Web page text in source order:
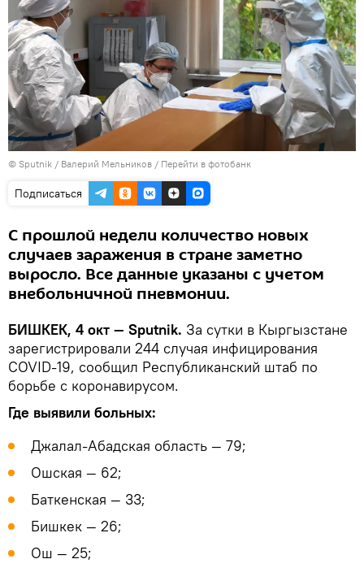
© Sputnik / Валерий Мельников / Перейти в фотобанк
Подписаться
С прошлой недели количество новых
случаев заражения в стране заметно
выросло. Все данные указаны с учетом
внебольничной пневмонии.
БИШКЕК, 4 окт — Sputnik. За сутки в Кыргызстане
зарегистрировали 244 случая инфицирования
COVID-19, сообщил Республиканский штаб по
борьбе с коронавирусом.
Где выявили больных:
Джалал-Абадская область — 79;
Ошская — 62;
Баткенская — 33;
Бишкек — 26;
Ош — 25;